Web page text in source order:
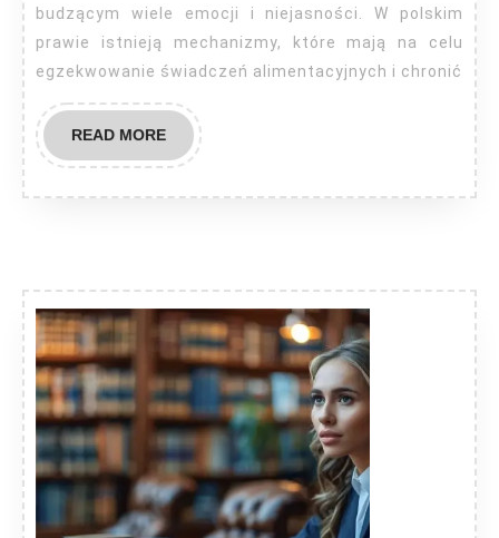
budzącym wiele emocji i niejasności. W polskim
prawie istnieją mechanizmy, które mają na celu
egzekwowanie świadczeń alimentacyjnych i chronić
READ MOREREAD
MORE